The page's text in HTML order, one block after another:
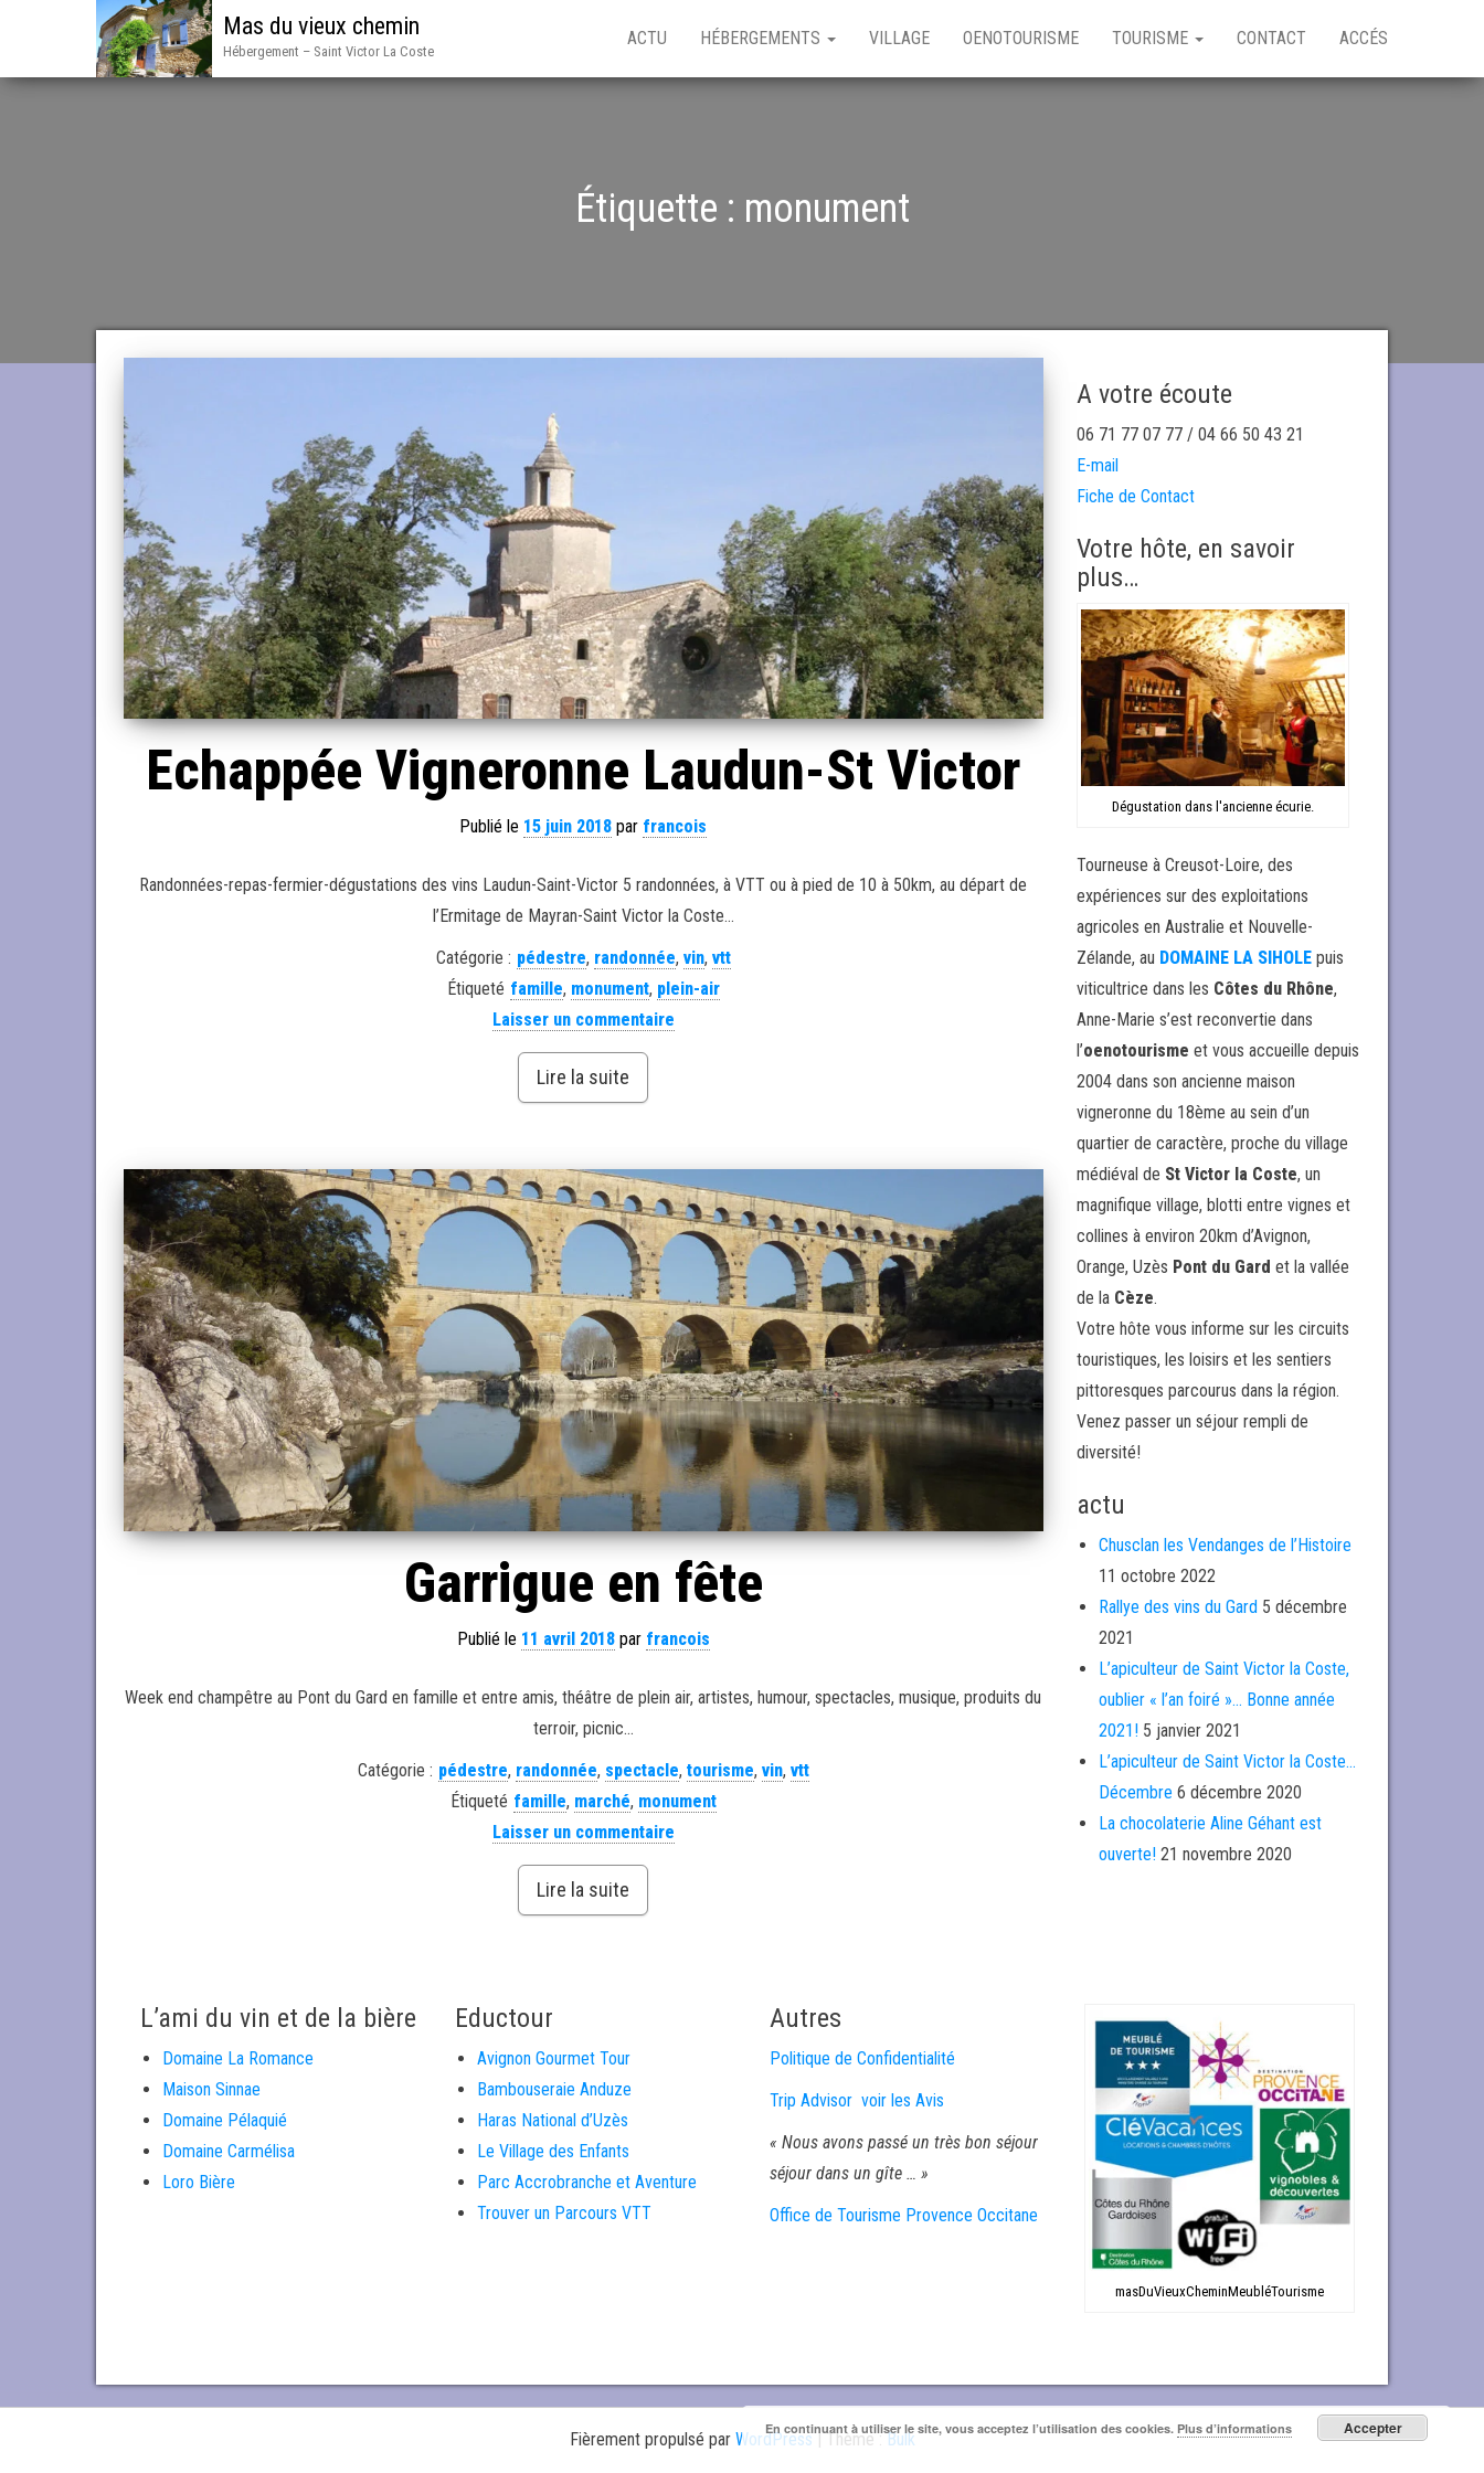
Mas du vieux chemin
Hébergement – Saint Victor La Coste
ACTU HÉBERGEMENTS VILLAGE OENOTOURISME TOURISME CONTACT ACCÉS
Étiquette : monument
Echappée Vigneronne Laudun-St Victor
Publié le 15 juin 2018 par francois
Randonnées-repas-fermier-dégustations des vins Laudun-Saint-Victor 5 randonnées, à VTT ou à pied de 10 à 50km, au départ de
l’Ermitage de Mayran-Saint Victor la Coste…
Catégorie : pédestre, randonnée, vin, vtt
Étiqueté famille, monument, plein-air
Laisser un commentaire
Lire la suite
Garrigue en fête
Publié le 11 avril 2018par francois
Week end champêtre au Pont du Gard en famille et entre amis, théâtre de plein air, artistes, humour, spectacles, musique, produits du
terroir, picnic…
Catégorie : pédestre, randonnée, spectacle, tourisme, vin, vtt
Étiqueté famille, marché, monument
Laisser un commentaire
Lire la suite
A votre écoute
06 71 77 07 77 / 04 66 50 43 21
E-mail
Fiche de Contact
Votre hôte, en savoir
plus…
Dégustation dans l'ancienne écurie.
Tourneuse à Creusot-Loire, des
expériences sur des exploitations
agricoles en Australie et Nouvelle-
Zélande, au DOMAINE LA SIHOLEpuis
viticultrice dans les Côtes du Rhône,
Anne-Marie s’est reconvertie dans
l’oenotourisme et vous accueille depuis
2004 dans son ancienne maison
vigneronne du 18ème au sein d’un
quartier de caractère, proche du village
médiéval de St Victor la Coste, un
magnifique village, blotti entre vignes et
collines à environ 20km d’Avignon,
Orange, Uzès Pont du Gard et la vallée
de la Cèze.
Votre hôte vous informe sur les circuits
touristiques, les loisirs et les sentiers
pittoresques parcourus dans la région.
Venez passer un séjour rempli de
diversité!
actu
Chusclan les Vendanges de l’Histoire
11 octobre 2022
Rallye des vins du Gard 5 décembre
2021
L’apiculteur de Saint Victor la Coste,
oublier « l’an foiré »… Bonne année
2021! 5 janvier 2021
L’apiculteur de Saint Victor la Coste…
Décembre 6 décembre 2020
La chocolaterie Aline Géhant est
ouverte! 21 novembre 2020
L’ami du vin et de la bière
Domaine La Romance
Maison Sinnae
Domaine Pélaquié
Domaine Carmélisa
Loro Bière
Eductour
Avignon Gourmet Tour
Bambouseraie Anduze
Haras National d’Uzès
Le Village des Enfants
Parc Accrobranche et Aventure
Trouver un Parcours VTT
Autres
Politique de Confidentialité
Trip Advisor voir les Avis
« Nous avons passé un très bon séjour
séjour dans un gîte … »
Office de Tourisme Provence Occitane
masDuVieuxCheminMeubléTourisme
Fièrement propulsé par WordPress |Thème :Bulk
En continuant à utiliser le site, vous acceptez l’utilisation des cookies. Plus d’informations Accepter